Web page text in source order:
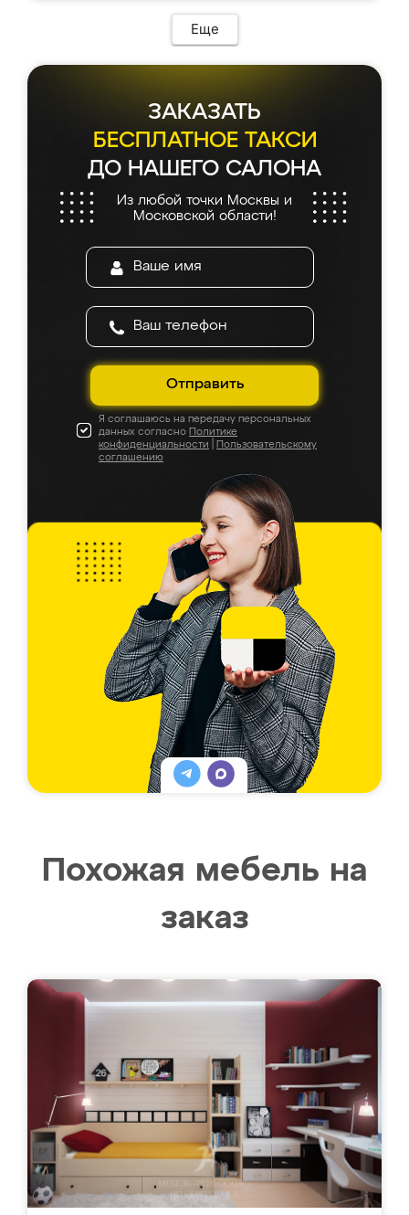
Еще
ЗАКАЗАТЬ
БЕСПЛАТНОЕ ТАКСИ
ДО НАШЕГО САЛОНА
Из любой точки Москвы и
Московской области!
Отправить
Я соглашаюсь на передачу персональных
данных согласно Политике
конфиденциальности
Пользовательскому
соглашению
Похожая мебель на
заказ